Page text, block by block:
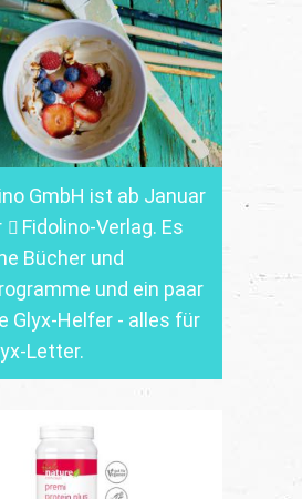
GmbH ist ab Januar
Fidolino-Verlag. Es
Bücher und
und ein paar
Glyx-Helfer - alles für
Letter.